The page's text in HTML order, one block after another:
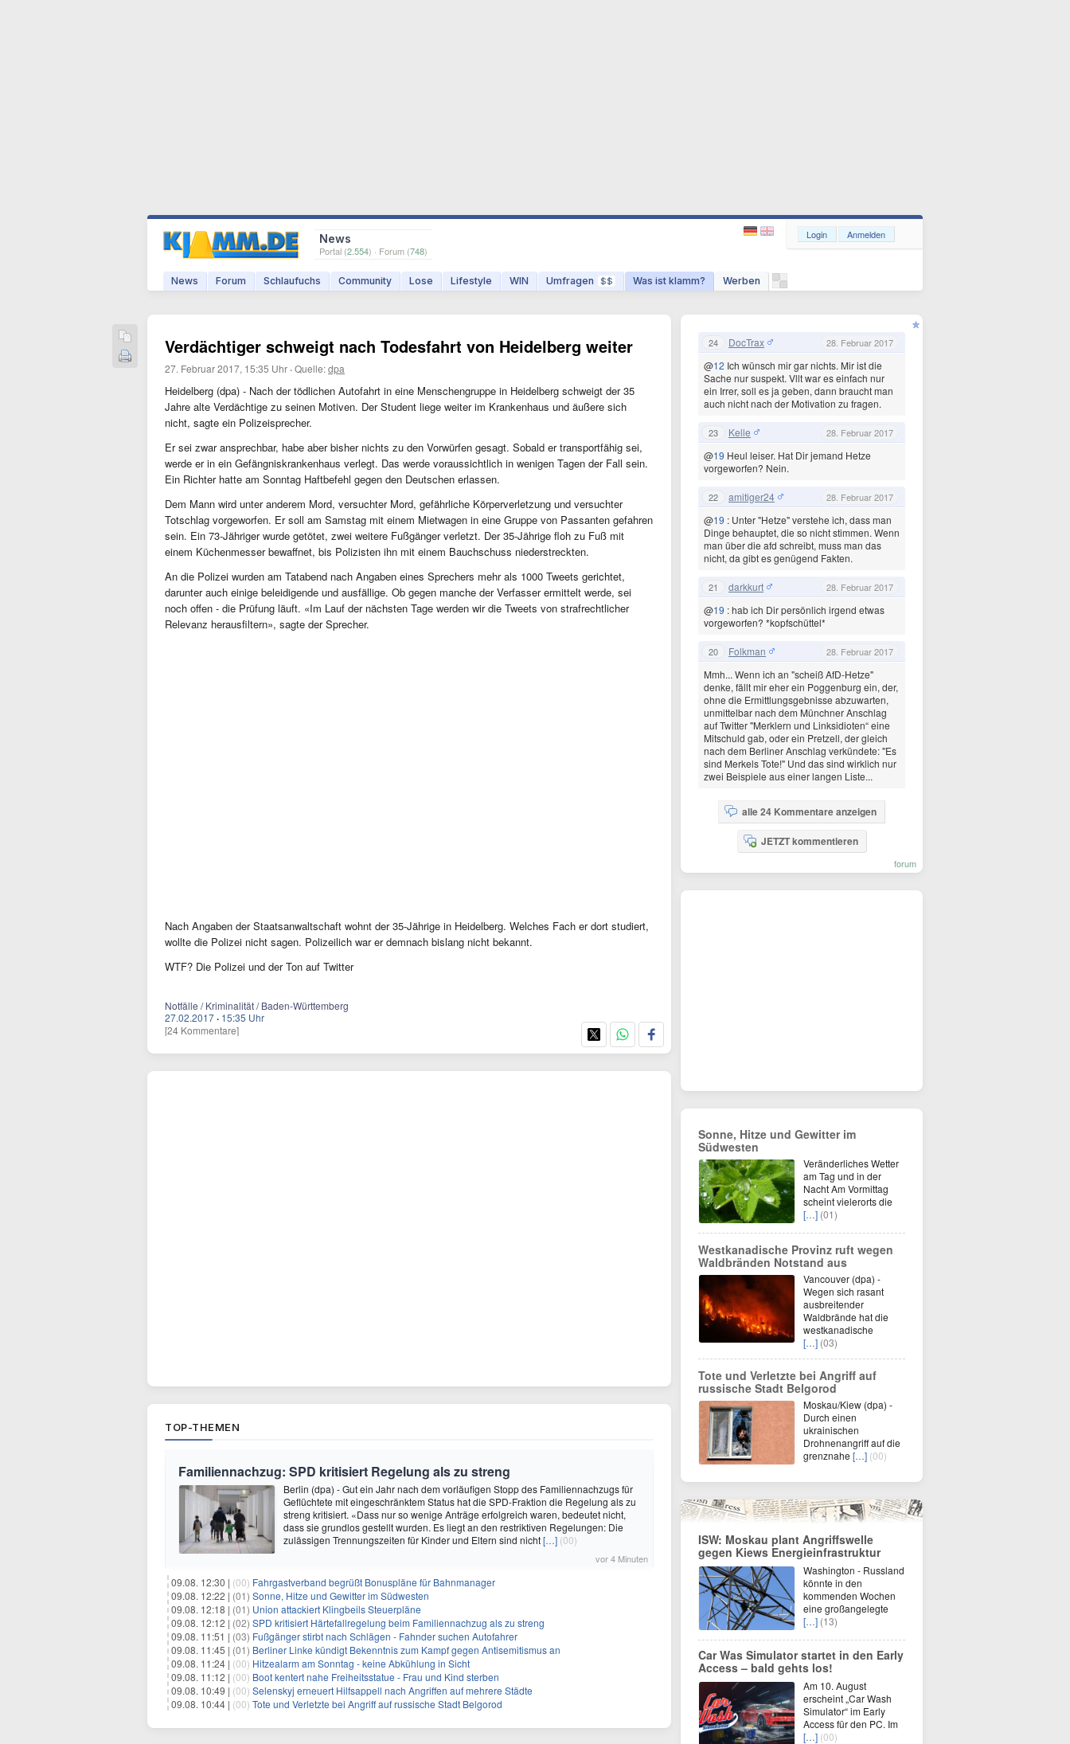
News
Portal (2.554) · Forum (748)
News Forum Schlaufuchs Community Lose Lifestyle WIN Umfragen $$ Was ist klamm? Werben
Login Anmelden
Verdächtiger schweigt nach Todesfahrt von Heidelberg weiter
27. Februar 2017, 15:35 Uhr ·Quelle:dpa
Heidelberg (dpa) - Nach der tödlichen Autofahrt in eine Menschengruppe in Heidelberg schweigt der 35
Jahre alte Verdächtige zu seinen Motiven. Der Student liege weiter im Krankenhaus und äußere sich
nicht, sagte ein Polizeisprecher.
Er sei zwar ansprechbar, habe aber bisher nichts zu den Vorwürfen gesagt. Sobald er transportfähig sei,
werde er in ein Gefängniskrankenhaus verlegt. Das werde voraussichtlich in wenigen Tagen der Fall sein.
Ein Richter hatte am Sonntag Haftbefehl gegen den Deutschen erlassen.
Dem Mann wird unter anderem Mord, versuchter Mord, gefährliche Körperverletzung und versuchter
Totschlag vorgeworfen. Er soll am Samstag mit einem Mietwagen in eine Gruppe von Passanten gefahren
sein. Ein 73-Jähriger wurde getötet, zwei weitere Fußgänger verletzt. Der 35-Jährige floh zu Fuß mit
einem Küchenmesser bewaffnet, bis Polizisten ihn mit einem Bauchschuss niederstreckten.
An die Polizei wurden am Tatabend nach Angaben eines Sprechers mehr als 1000 Tweets gerichtet,
darunter auch einige beleidigende und ausfällige. Ob gegen manche der Verfasser ermittelt werde, sei
noch offen - die Prüfung läuft. «Im Lauf der nächsten Tage werden wir die Tweets von strafrechtlicher
Relevanz herausfiltern», sagte der Sprecher.
Nach Angaben der Staatsanwaltschaft wohnt der 35-Jährige in Heidelberg. Welches Fach er dort studiert,
wollte die Polizei nicht sagen. Polizeilich war er demnach bislang nicht bekannt.
WTF? Die Polizei und der Ton auf Twitter
Notfälle / Kriminalität / Baden-Württemberg
27.02.2017 · 15:35 Uhr
[24 Kommentare]
TOP-THEMEN
Familiennachzug: SPD kritisiert Regelung als zu streng
Berlin (dpa) - Gut ein Jahr nach dem vorläufigen Stopp des Familiennachzugs für
Geflüchtete mit eingeschränktem Status hat die SPD-Fraktion die Regelung als zu
streng kritisiert. «Dass nur so wenige Anträge erfolgreich waren, bedeutet nicht,
dass sie grundlos gestellt wurden. Es liegt an den restriktiven Regelungen: Die
zulässigen Trennungszeiten für Kinder und Eltern sind nicht[…] (00)
vor 4 Minuten
09.08. 12:30 | (00) Fahrgastverband begrüßt Bonuspläne für Bahnmanager
09.08. 12:22 | (01) Sonne, Hitze und Gewitter im Südwesten
09.08. 12:18 | (01) Union attackiert Klingbeils Steuerpläne
09.08. 12:12 | (02) SPD kritisiert Härtefallregelung beim Familiennachzug als zu streng
09.08. 11:51 | (03) Fußgänger stirbt nach Schlägen - Fahnder suchen Autofahrer
09.08. 11:45 | (01) Berliner Linke kündigt Bekenntnis zum Kampf gegen Antisemitismus an
09.08. 11:24 | (00) Hitzealarm am Sonntag - keine Abkühlung in Sicht
09.08. 11:12 | (00) Boot kentert nahe Freiheitsstatue - Frau und Kind sterben
09.08. 10:49 | (00) Selenskyj erneuert Hilfsappell nach Angriffen auf mehrere Städte
09.08. 10:44 | (00) Tote und Verletzte bei Angriff auf russische Stadt Belgorod
24 DocTrax 28. Februar 2017
@12 Ich wünsch mir gar nichts. Mir ist die
Sache nur suspekt. Vllt war es einfach nur
ein Irrer, soll es ja geben, dann braucht man
auch nicht nach der Motivation zu fragen.
23 Kelle 28. Februar 2017
@19 Heul leiser. Hat Dir jemand Hetze
vorgeworfen? Nein.
22 amitiger24 28. Februar 2017
@19 : Unter "Hetze" verstehe ich, dass man
Dinge behauptet, die so nicht stimmen. Wenn
man über die afd schreibt, muss man das
nicht, da gibt es genügend Fakten.
21 darkkurt 28. Februar 2017
@19 : hab ich Dir persönlich irgend etwas
vorgeworfen? *kopfschüttel*
20 Folkman 28. Februar 2017
Mmh... Wenn ich an "scheiß AfD-Hetze"
denke, fällt mir eher ein Poggenburg ein, der,
ohne die Ermittlungsgebnisse abzuwarten,
unmittelbar nach dem Münchner Anschlag
auf Twitter "Merklern und Linksidioten“ eine
Mitschuld gab, oder ein Pretzell, der gleich
nach dem Berliner Anschlag verkündete: "Es
sind Merkels Tote!" Und das sind wirklich nur
zwei Beispiele aus einer langen Liste...
alle 24 Kommentare anzeigen
JETZT kommentieren
forum
Sonne, Hitze und Gewitter im
Südwesten
Veränderliches Wetter
am Tag und in der
Nacht Am Vormittag
scheint vielerorts die
[…] (01)
Westkanadische Provinz ruft wegen
Waldbränden Notstand aus
Vancouver (dpa) -
Wegen sich rasant
ausbreitender
Waldbrände hat die
westkanadische
[…] (03)
Tote und Verletzte bei Angriff auf
russische Stadt Belgorod
Moskau/Kiew (dpa) -
Durch einen
ukrainischen
Drohnenangriff auf die
grenznahe […] (00)
ISW: Moskau plant Angriffswelle
gegen Kiews Energieinfrastruktur
Washington - Russland
könnte in den
kommenden Wochen
eine großangelegte
[…] (13)
Car Was Simulator startet in den Early
Access – bald gehts los!
Am 10. August
erscheint „Car Wash
Simulator“ im Early
Access für den PC. Im
[…] (00)